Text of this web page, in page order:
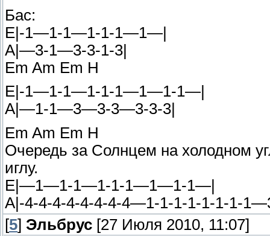
Бас:
E|-1—1-1—1-1-1—1—|
A|—3-1—3-3-1-3|
Em Am Em H
E|-1—1-1—1-1-1—1—1-1—|
A|—1-1—3—3-3—3-3-3|
Em Am Em H
Очередь за Солнцем на холодном
иглу.
E|—1—1-1—1-1-1—1—1-1—|
A|-4-4-4-4-4-4-4-4—1-1-1-1-1-1-1-
[5] Эльбрус [27 Июля 2010, 11:07]